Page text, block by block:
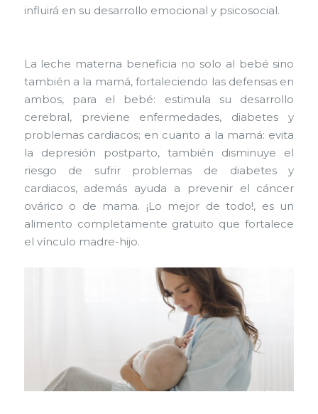
influirá en su desarrollo emocional y psicosocial.
La leche materna beneficia no solo al bebé sino
también a la mamá, fortaleciendo las defensas en
ambos, para el bebé: estimula su desarrollo
cerebral, previene enfermedades, diabetes y
problemas cardiacos; en cuanto a la mamá: evita
la depresión postparto, también disminuye el
riesgo de sufrir problemas de diabetes y
cardiacos, además ayuda a prevenir el cáncer
ovárico o de mama. ¡Lo mejor de todo!, es un
alimento completamente gratuito que fortalece
el vínculo madre-hijo.